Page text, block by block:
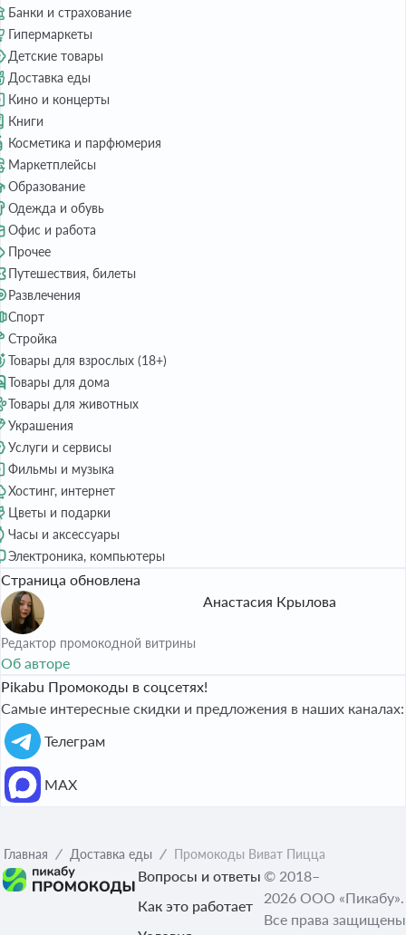
Банки и страхование
Гипермаркеты
Детские товары
Доставка еды
Кино и концерты
Книги
Косметика и парфюмерия
Маркетплейсы
Образование
Одежда и обувь
Офис и работа
Прочее
Путешествия, билеты
Развлечения
Спорт
Стройка
Товары для взрослых (18+)
Товары для дома
Товары для животных
Украшения
Услуги и сервисы
Фильмы и музыка
Хостинг, интернет
Цветы и подарки
Часы и аксессуары
Электроника, компьютеры
Страница обновлена
Анастасия Крылова
Редактор промокодной витрины
Об авторе
Pikabu Промокоды в соцсетях!
Самые интересные скидки и предложения в наших каналах:
Телеграм
МАХ
Главная Доставка еды Промокоды Виват Пицца
Вопросы и ответы
Как это работает
© 2018–
2026 ООО «Пикабу».
Все права защищены